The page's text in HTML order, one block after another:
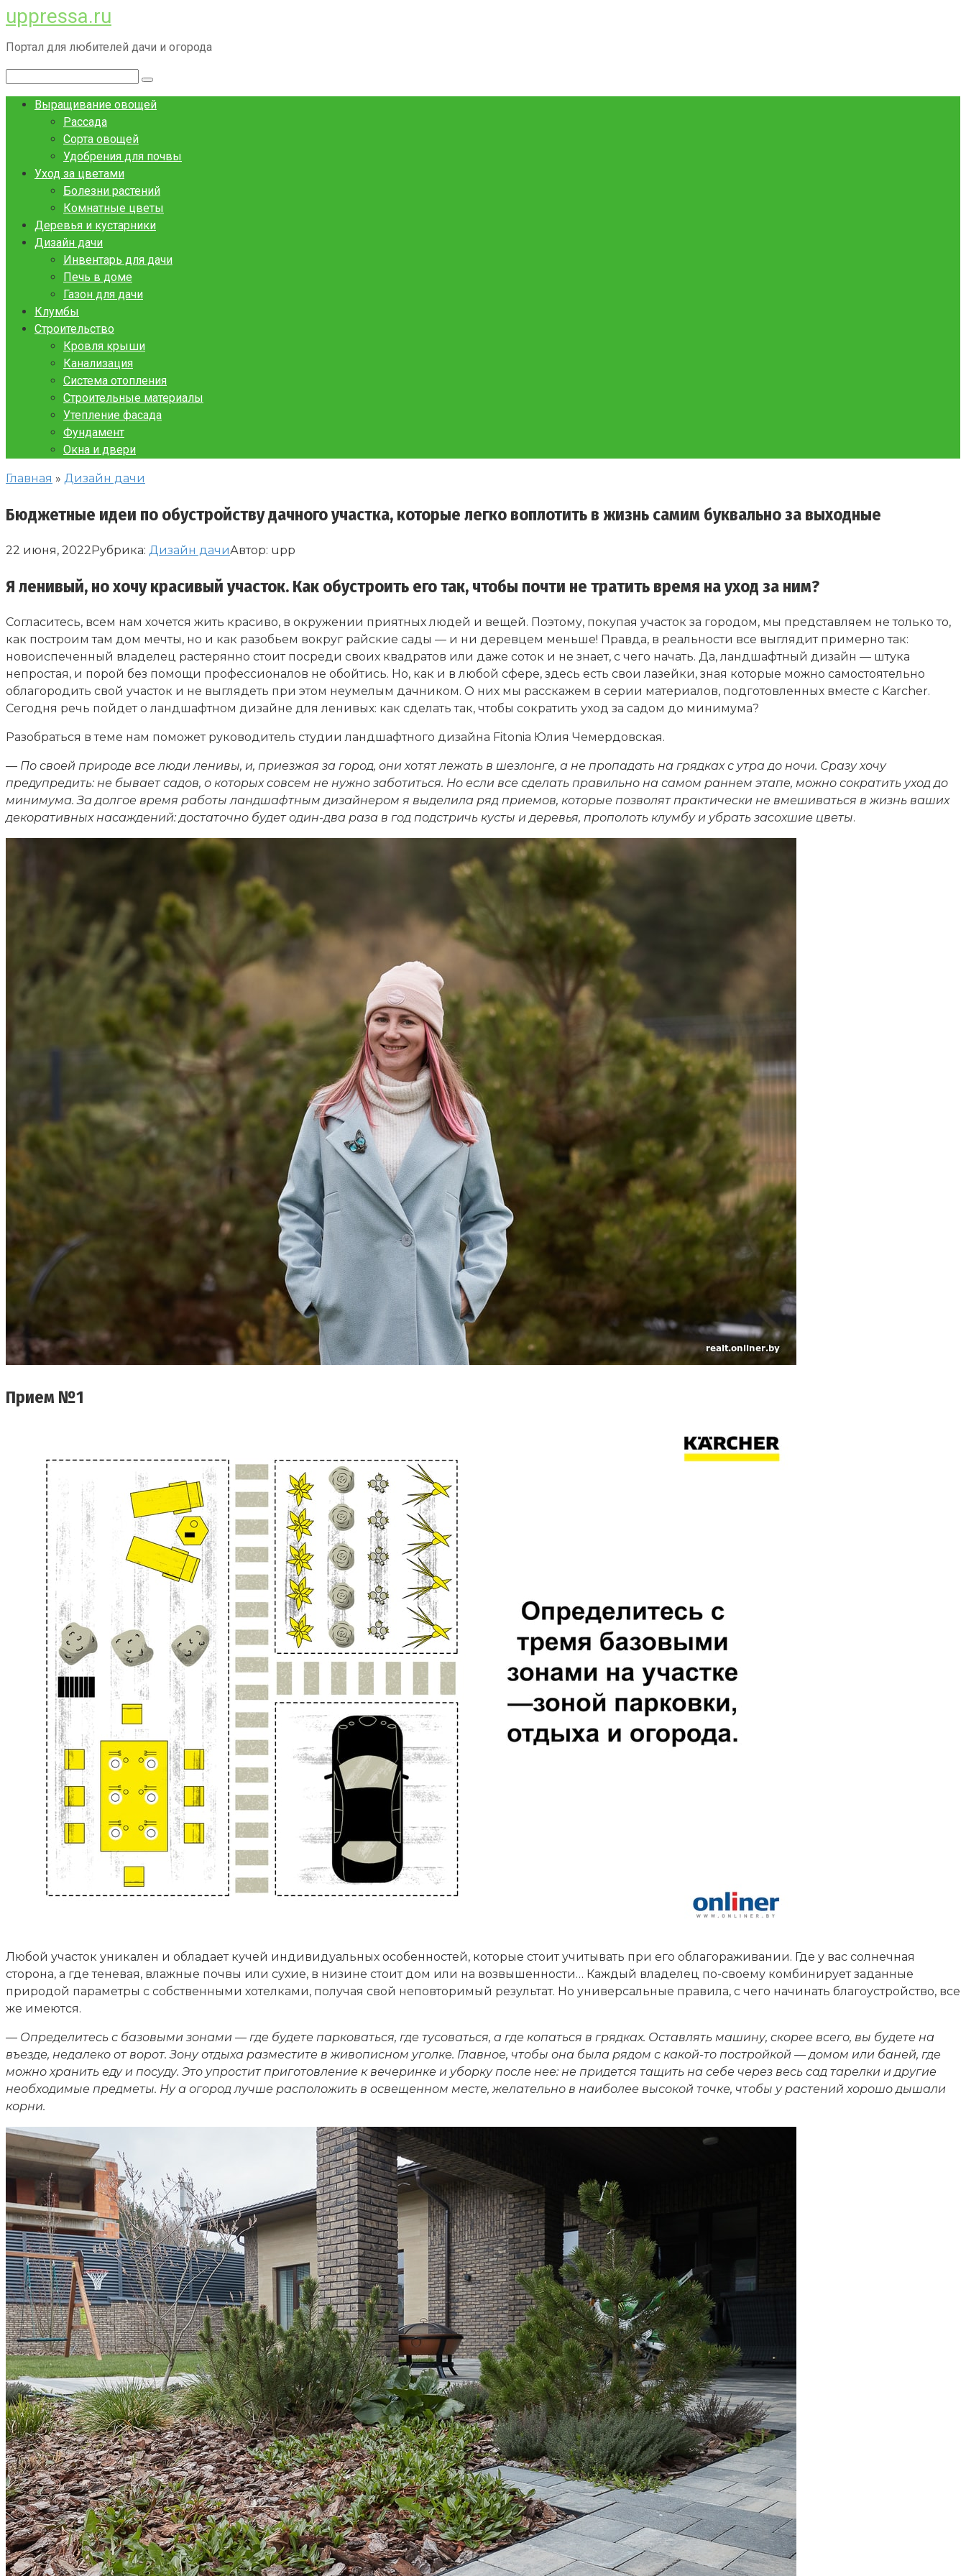
Перейти
к
контенту
uppressa.ru
Портал для любителей дачи и огорода
Выращивание овощей
Рассада
Сорта овощей
Удобрения для почвы
Уход за цветами
Болезни растений
Комнатные цветы
Деревья и кустарники
Дизайн дачи
Инвентарь для дачи
Печь в доме
Газон для дачи
Клумбы
Строительство
Кровля крыши
Канализация
Система отопления
Строительные материалы
Утепление фасада
Фундамент
Окна и двери
Главная » Дизайн дачи
Бюджетные идеи по обустройству дачного участка, которые легко воплотить в жизнь самим буквально за выходные
22 июня, 2022Рубрика: Дизайн дачиАвтор: upp
Я ленивый, но хочу красивый участок. Как обустроить его так, чтобы почти не тратить время на уход за ним?
Согласитесь, всем нам хочется жить красиво, в окружении приятных людей и вещей. Поэтому, покупая участок за городом, мы представляем не только то,
как построим там дом мечты, но и как разобьем вокруг райские сады — и ни деревцем меньше! Правда, в реальности все выглядит примерно так:
новоиспеченный владелец растерянно стоит посреди своих квадратов или даже соток и не знает, с чего начать. Да, ландшафтный дизайн — штука
непростая, и порой без помощи профессионалов не обойтись. Но, как и в любой сфере, здесь есть свои лазейки, зная которые можно самостоятельно
облагородить свой участок и не выглядеть при этом неумелым дачником. О них мы расскажем в серии материалов, подготовленных вместе с Karcher.
Сегодня речь пойдет о ландшафтном дизайне для ленивых: как сделать так, чтобы сократить уход за садом до минимума?
Разобраться в теме нам поможет руководитель студии ландшафтного дизайна Fitonia Юлия Чемердовская.
— По своей природе все люди ленивы, и, приезжая за город, они хотят лежать в шезлонге, а не пропадать на грядках с утра до ночи. Сразу хочу
предупредить: не бывает садов, о которых совсем не нужно заботиться. Но если все сделать правильно на самом раннем этапе, можно сократить уход до
минимума. За долгое время работы ландшафтным дизайнером я выделила ряд приемов, которые позволят практически не вмешиваться в жизнь ваших
декоративных насаждений: достаточно будет один-два раза в год подстричь кусты и деревья, прополоть клумбу и убрать засохшие цветы.
Прием №1
Любой участок уникален и обладает кучей индивидуальных особенностей, которые стоит учитывать при его облагораживании. Где у вас солнечная
сторона, а где теневая, влажные почвы или сухие, в низине стоит дом или на возвышенности… Каждый владелец по-своему комбинирует заданные
природой параметры с собственными хотелками, получая свой неповторимый результат. Но универсальные правила, с чего начинать благоустройство, все
же имеются.
— Определитесь с базовыми зонами — где будете парковаться, где тусоваться, а где копаться в грядках. Оставлять машину, скорее всего, вы будете на
въезде, недалеко от ворот. Зону отдыха разместите в живописном уголке. Главное, чтобы она была рядом с какой-то постройкой — домом или баней, где
можно хранить еду и посуду. Это упростит приготовление к вечеринке и уборку после нее: не придется тащить на себе через весь сад тарелки и другие
необходимые предметы. Ну а огород лучше расположить в освещенном месте, желательно в наиболее высокой точке, чтобы у растений хорошо дышали
корни.